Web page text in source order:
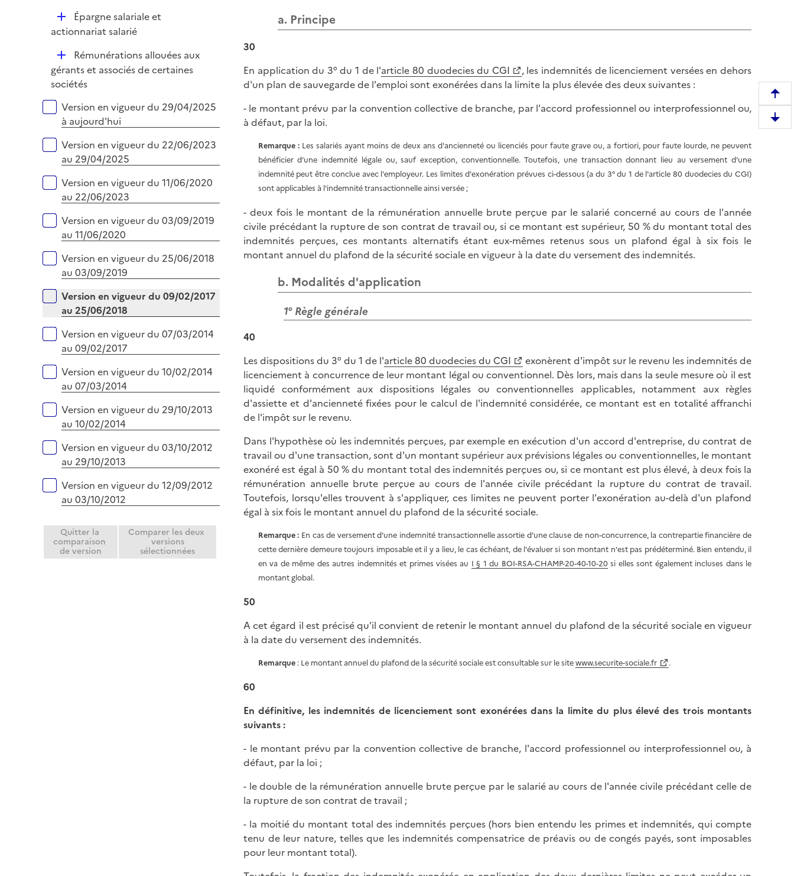
l
r
D
é
i
e
r
Épargne salariale et
actionnariat salarié
D
é
p
i
e
r
Rémunérations allouées aux
gérants et associés de certaines
sociétés
Versions sur la période
Version en vigueur du 29/04/2025
à aujourd'hui
Version en vigueur du 22/06/2023
au 29/04/2025
Version en vigueur du 11/06/2020
au 22/06/2023
Version en vigueur du 03/09/2019
au 11/06/2020
Version en vigueur du 25/06/2018
au 03/09/2019
Version en vigueur du 09/02/2017
au 25/06/2018
Version en vigueur du 07/03/2014
au 09/02/2017
Version en vigueur du 10/02/2014
au 07/03/2014
Version en vigueur du 29/10/2013
au 10/02/2014
Version en vigueur du 03/10/2012
au 29/10/2013
Version en vigueur du 12/09/2012
au 03/10/2012
Quitter la
comparaison
de version
Comparer les deux
versions
sélectionnées
a. Principe
30
En application du 3° du 1 de l'article 80 duodecies du CGI
, les indemnités de licenciement versées en dehors
d'un plan de sauvegarde de l'emploi sont exonérées dans la limite la plus élevée des deux suivantes :
- le montant prévu par la convention collective de branche, par l'accord professionnel ou interprofessionnel ou,
à défaut, par la loi.
Remarque :Les salariés ayant moins de deux ans d'ancienneté ou licenciés pour faute grave ou, a fortiori, pour faute lourde, ne peuvent
bénéficier d'une indemnité légale ou, sauf exception, conventionnelle. Toutefois, une transaction donnant lieu au versement d'une
indemnité peut être conclue avec l'employeur. Les limites d'exonération prévues ci-dessous (a du 3° du 1 de l'article 80 duodecies du CGI)
sont applicables à l'indemnité transactionnelle ainsi versée ;
- deux fois le montant de la rémunération annuelle brute perçue par le salarié concerné au cours de l'année
civile précédant la rupture de son contrat de travail ou, si ce montant est supérieur, 50 % du montant total des
indemnités perçues, ces montants alternatifs étant eux-mêmes retenus sous un plafond égal à six fois le
montant annuel du plafond de la sécurité sociale en vigueur à la date du versement des indemnités.
b. Modalités d'application
1° Règle générale
40
Les dispositions du 3° du 1 de l'article 80 duodecies du CGI
exonèrent d'impôt sur le revenu les indemnités de
licenciement à concurrence de leur montant légal ou conventionnel. Dès lors, mais dans la seule mesure où il est
liquidé conformément aux dispositions légales ou conventionnelles applicables, notamment aux règles
d'assiette et d'ancienneté fixées pour le calcul de l'indemnité considérée, ce montant est en totalité affranchi
de l'impôt sur le revenu.
Dans l'hypothèse où les indemnités perçues, par exemple en exécution d'un accord d'entreprise, du contrat de
travail ou d'une transaction, sont d'un montant supérieur aux prévisions légales ou conventionnelles, le montant
exonéré est égal à 50 % du montant total des indemnités perçues ou, si ce montant est plus élevé, à deux fois la
rémunération annuelle brute perçue au cours de l'année civile précédant la rupture du contrat de travail.
Toutefois, lorsqu'elles trouvent à s'appliquer, ces limites ne peuvent porter l'exonération au-delà d'un plafond
égal à six fois le montant annuel du plafond de la sécurité sociale.
Remarque : En cas de versement d'une indemnité transactionnelle assortie d'une clause de non-concurrence, la contrepartie financière de
cette dernière demeure toujours imposable et il y a lieu, le cas échéant, de l'évaluer si son montant n'est pas prédéterminé. Bien entendu, il
en va de même des autres indemnités et primes visées au I § 1 du BOI-RSA-CHAMP-20-40-10-20si elles sont également incluses dans le
montant global.
50
A cet égard il est précisé qu'il convient de retenir le montant annuel du plafond de la sécurité sociale en vigueur
à la date du versement des indemnités.
Remarque : Le montant annuel du plafond de la sécurité sociale est consultable sur le sitewww.securite-sociale.fr .
60
En définitive, les indemnités de licenciement sont exonérées dans la limite du plus élevé des trois montants
suivants :
- le montant prévu par la convention collective de branche, l'accord professionnel ou interprofessionnel ou, à
défaut, par la loi ;
- le double de la rémunération annuelle brute perçue par le salarié au cours de l'année civile précédant celle de
la rupture de son contrat de travail ;
- la moitié du montant total des indemnités perçues (hors bien entendu les primes et indemnités, qui compte
tenu de leur nature, telles que les indemnités compensatrice de préavis ou de congés payés, sont imposables
pour leur montant total).
e
m
D